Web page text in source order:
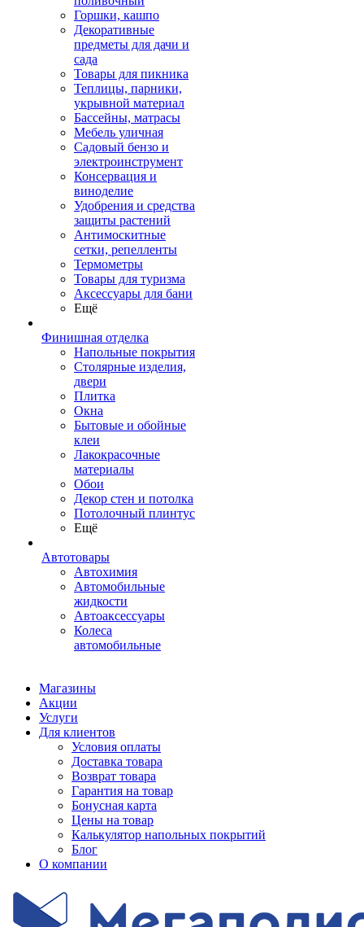
Горшки, кашпо
Декоративные
предметы для дачи и
сада
Товары для пикника
Теплицы, парники,
укрывной материал
Бассейны, матрасы
Мебель уличная
Садовый бензо и
электроинструмент
Консервация и
виноделие
Удобрения и средства
защиты растений
Антимоскитные
сетки, репелленты
Термометры
Товары для туризма
Аксессуары для бани
Ещё
Финишная отделка
Напольные покрытия
Столярные изделия,
двери
Плитка
Окна
Бытовые и обойные
клеи
Лакокрасочные
материалы
Обои
Декор стен и потолка
Потолочный плинтус
Ещё
Автотовары
Автохимия
Автомобильные
жидкости
Автоаксессуары
Колеса
автомобильные
Магазины
Акции
Услуги
Для клиентов
Условия оплаты
Доставка товара
Возврат товара
Гарантия на товар
Бонусная карта
Цены на товар
Калькулятор напольных покрытий
Блог
О компании